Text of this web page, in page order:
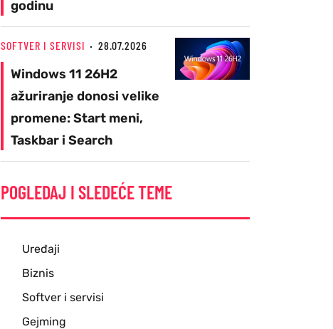
godinu
SOFTVER I SERVISI 28.07.2026
Windows 11 26H2
ažuriranje donosi velike
promene: Start meni,
Taskbar i Search
POGLEDAJ I SLEDEĆE TEME
Uređaji
Biznis
Softver i servisi
Gejming